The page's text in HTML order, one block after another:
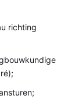
richting